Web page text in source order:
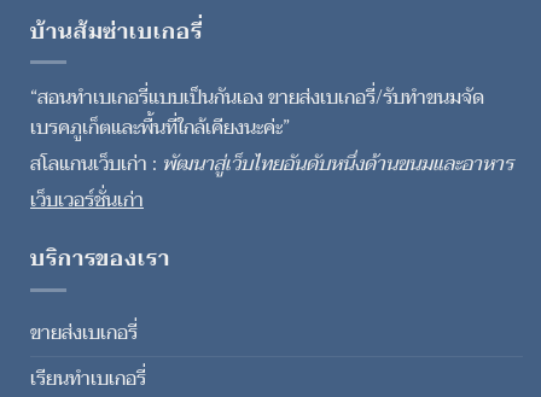
บ้านส้มซ่าเบเกอรี่
“สอนทำเบเกอรี่แบบเป็นกันเอง ขายส่งเบเกอรี่/รับทำขนมจัด
เบรคภูเก็ตและพื้นที่ใกล้เคียงนะค่ะ”
สโลแกนเว็บเก่า : พัฒนาสู่เว็บไทยอันดับหนึ่งด้านขนมและอาหาร
เว็บเวอร์ชั่นเก่า
บริการของเรา
ขายส่งเบเกอรี่
เรียนทำเบเกอรี่